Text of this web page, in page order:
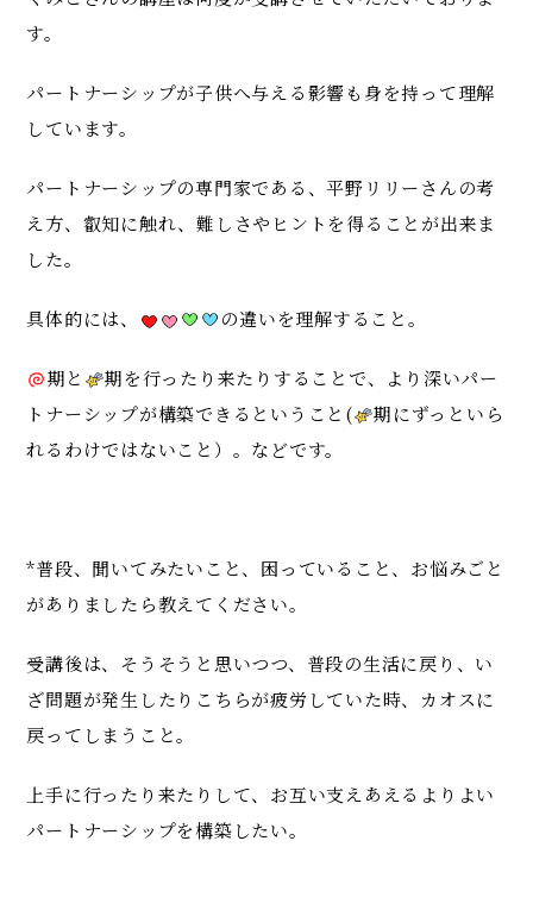
す。
パートナーシップが子供へ与える影響も身を持って理解
しています。
パートナーシップの専門家である、平野リリーさんの考
え方、叡知に触れ、難しさやヒントを得ることが出来ま
した。
具体的には、 の違いを理解すること。
期と
期を行ったり来たりすることで、より深いパー
トナーシップが構築できるということ(
期にずっといら
れるわけではないこと）。などです。
*普段、聞いてみたいこと、困っていること、お悩みごと
がありましたら教えてください。
受講後は、そうそうと思いつつ、普段の生活に戻り、い
ざ問題が発生したりこちらが疲労していた時、カオスに
戻ってしまうこと。
上手に行ったり来たりして、お互い支えあえるよりよい
パートナーシップを構築したい。